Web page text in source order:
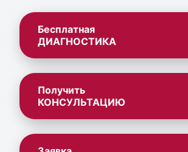
Бесплатная
ДИАГНОСТИКА
Получить
КОНСУЛЬТАЦИЮ